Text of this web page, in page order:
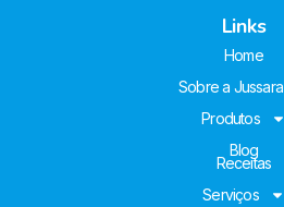
Links
Home
Sobre a Jussara
Produtos
Blog
Receitas
Serviços